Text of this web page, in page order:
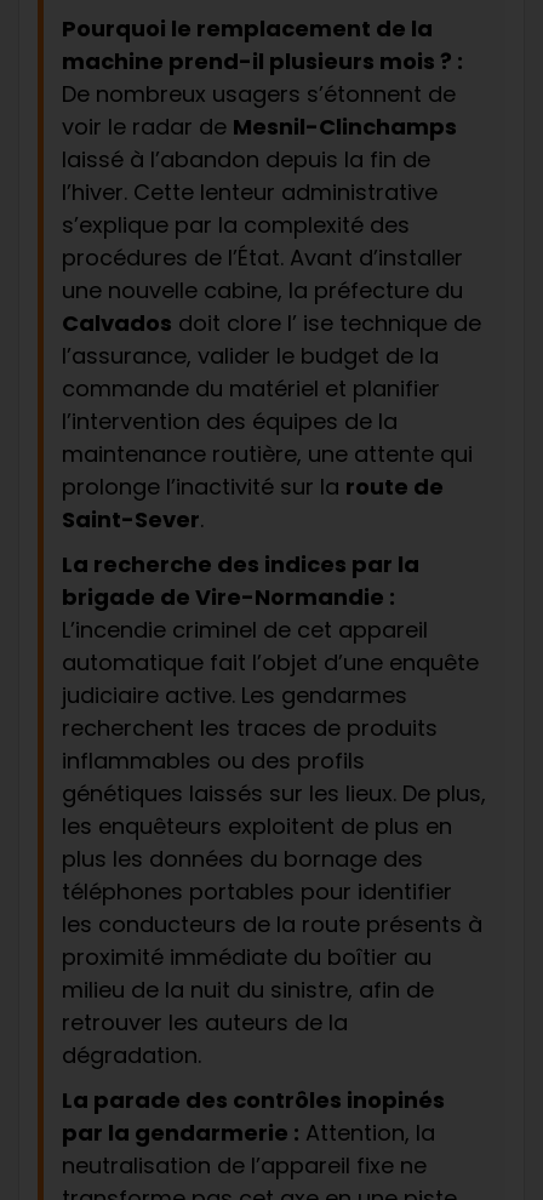
Pourquoi le remplacement de la
machine prend-il plusieurs mois ? :
De nombreux usagers s’étonnent de
voir le radar de Mesnil-Clinchamps
laissé à l’abandon depuis la fin de
l’hiver. Cette lenteur administrative
s’explique par la complexité des
procédures de l’État. Avant d’installer
une nouvelle cabine, la préfecture du
Calvados doit clore l’ ise technique de
l’assurance, valider le budget de la
commande du matériel et planifier
l’intervention des équipes de la
maintenance routière, une attente qui
prolonge l’inactivité sur la route de
Saint-Sever.
La recherche des indices par la
brigade de Vire-Normandie :
L’incendie criminel de cet appareil
automatique fait l’objet d’une enquête
judiciaire active. Les gendarmes
recherchent les traces de produits
inflammables ou des profils
génétiques laissés sur les lieux. De plus,
les enquêteurs exploitent de plus en
plus les données du bornage des
téléphones portables pour identifier
les conducteurs de la route présents à
proximité immédiate du boîtier au
milieu de la nuit du sinistre, afin de
retrouver les auteurs de la
dégradation.
La parade des contrôles inopinés
par la gendarmerie : Attention, la
neutralisation de l’appareil fixe ne